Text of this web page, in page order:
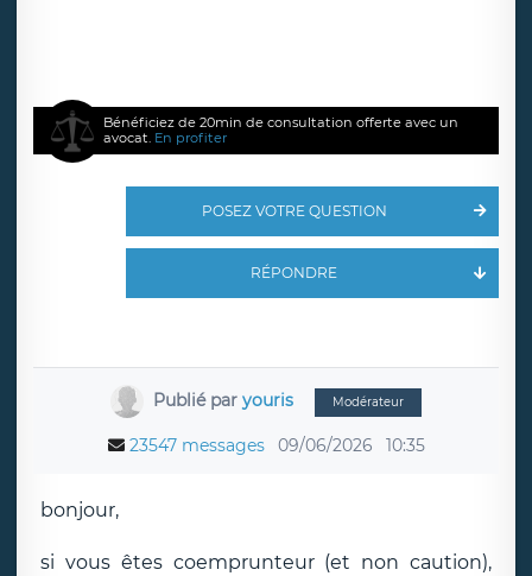
Bénéficiez de 20min de consultation offerte avec un
avocat. En profiter
POSEZ VOTRE QUESTION
RÉPONDRE
Publié par youris Modérateur
23547 messages 09/06/2026 10:35
bonjour,
si vous êtes coemprunteur (et non caution),